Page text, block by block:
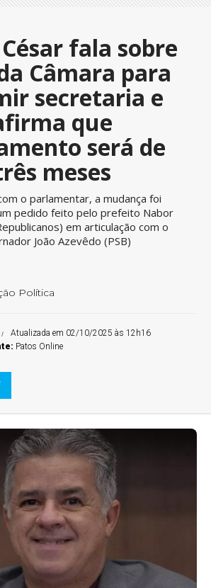
fala sobre
Câmara para
secretaria e
que
será de
meses
o parlamentar, a mudança foi
pedido feito pelo prefeito Nabor
em articulação com o
João Azevêdo (PSB)
Política
Atualizada em 02/10/2025 às 12h16
Patos Online